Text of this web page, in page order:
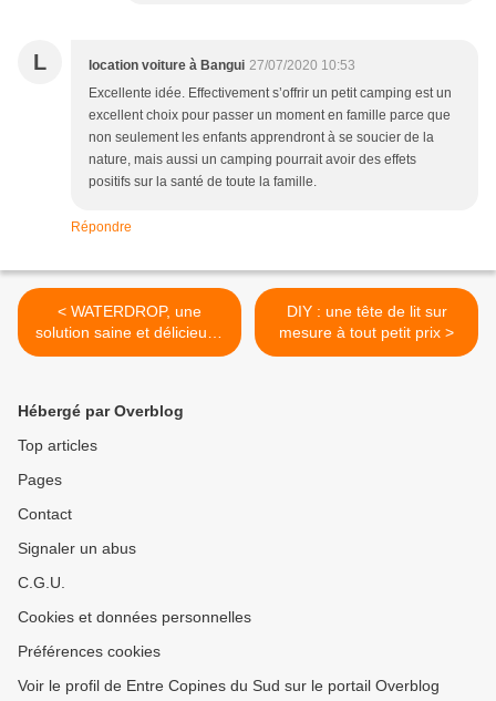
L location voiture à Bangui 27/07/2020 10:53
Excellente idée. Effectivement s’offrir un petit camping est un
excellent choix pour passer un moment en famille parce que
non seulement les enfants apprendront à se soucier de la
nature, mais aussi un camping pourrait avoir des effets
positifs sur la santé de toute la famille.
Répondre
< WATERDROP, une
solution saine et délicieuse
pour vous aider à boire plus
DIY : une tête de lit sur
mesure à tout petit prix >
Hébergé par Overblog
Top articles
Pages
Contact
Signaler un abus
C.G.U.
Cookies et données personnelles
Préférences cookies
Voir le profil de Entre Copines du Sud sur le portail Overblog